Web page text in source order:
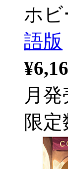
ホビ
語版
月発
限定